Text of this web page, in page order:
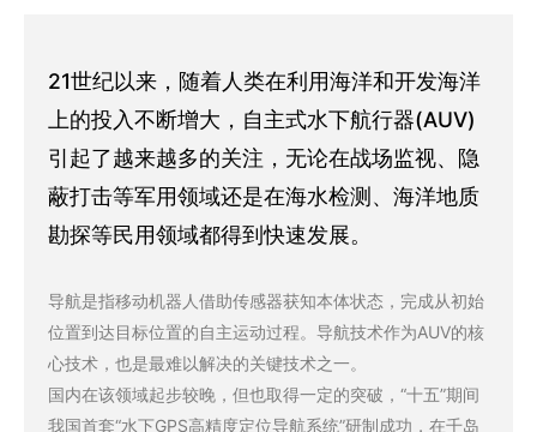
21世纪以来，随着人类在利用海洋和开发海洋
上的投入不断增大，自主式水下航行器(AUV)
引起了越来越多的关注，无论在战场监视、隐
蔽打击等军用领域还是在海水检测、海洋地质
勘探等民用领域都得到快速发展。
导航是指移动机器人借助传感器获知本体状态，完成从初始
位置到达目标位置的自主运动过程。导航技术作为AUV的核
心技术，也是最难以解决的关键技术之一。
国内在该领域起步较晚，但也取得一定的突破，“十五”期间
我国首套“水下GPS高精度定位导航系统”研制成功，在千岛